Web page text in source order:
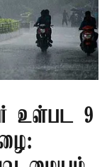
உள்பட 9